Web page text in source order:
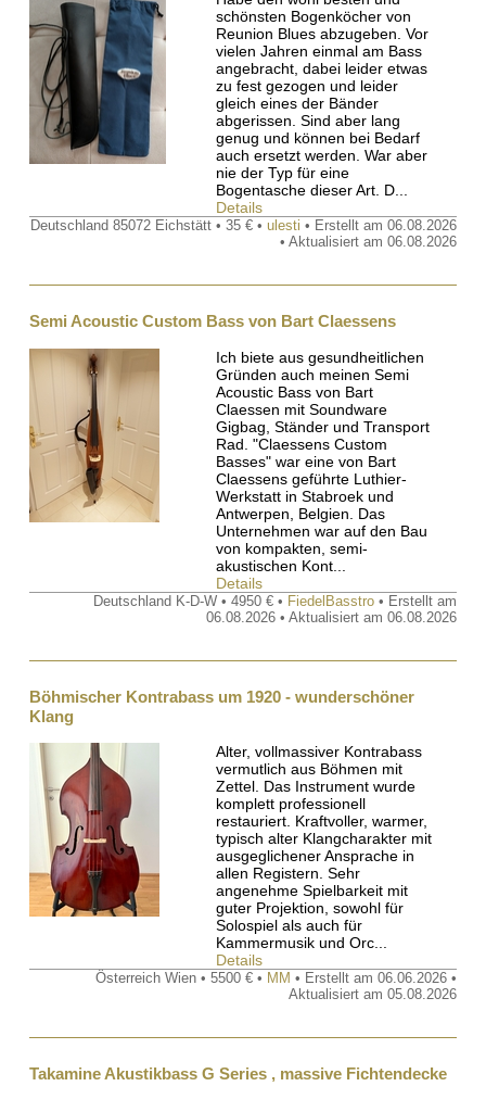
schönsten Bogenköcher von
Reunion Blues abzugeben. Vor
vielen Jahren einmal am Bass
angebracht, dabei leider etwas
zu fest gezogen und leider
gleich eines der Bänder
abgerissen. Sind aber lang
genug und können bei Bedarf
auch ersetzt werden. War aber
nie der Typ für eine
Bogentasche dieser Art. D...
Details
Deutschland 85072 Eichstätt • 35 € • ulesti • Erstellt am 06.08.2026
• Aktualisiert am 06.08.2026
Semi Acoustic Custom Bass von Bart Claessens
Ich biete aus gesundheitlichen
Gründen auch meinen Semi
Acoustic Bass von Bart
Claessen mit Soundware
Gigbag, Ständer und Transport
Rad. "Claessens Custom
Basses" war eine von Bart
Claessens geführte Luthier-
Werkstatt in Stabroek und
Antwerpen, Belgien. Das
Unternehmen war auf den Bau
von kompakten, semi-
akustischen Kont...
Details
Deutschland K-D-W • 4950 € • FiedelBasstro • Erstellt am
06.08.2026 • Aktualisiert am 06.08.2026
Böhmischer Kontrabass um 1920 - wunderschöner
Klang
Alter, vollmassiver Kontrabass
vermutlich aus Böhmen mit
Zettel. Das Instrument wurde
komplett professionell
restauriert. Kraftvoller, warmer,
typisch alter Klangcharakter mit
ausgeglichener Ansprache in
allen Registern. Sehr
angenehme Spielbarkeit mit
guter Projektion, sowohl für
Solospiel als auch für
Kammermusik und Orc...
Details
Österreich Wien • 5500 € • MM • Erstellt am 06.06.2026 •
Aktualisiert am 05.08.2026
Takamine Akustikbass G Series , massive Fichtendecke